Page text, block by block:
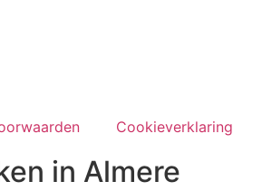
Cookieverklaring
in Almere